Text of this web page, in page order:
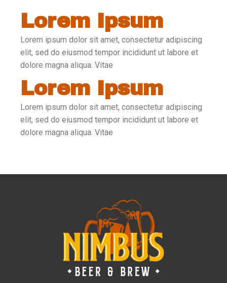
Lorem Ipsum
Lorem ipsum dolor sit amet, consectetur adipiscing
elit, sed do eiusmod tempor incididunt ut labore et
dolore magna aliqua. Vitae
Lorem Ipsum
Lorem ipsum dolor sit amet, consectetur adipiscing
elit, sed do eiusmod tempor incididunt ut labore et
dolore magna aliqua. Vitae